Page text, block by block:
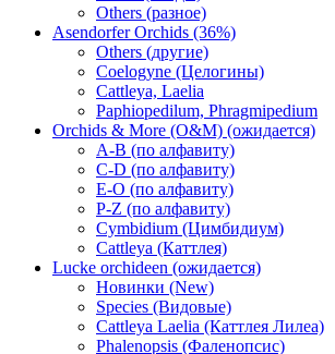
Others (разное)
Asendorfer Orchids (36%)
Others (другие)
Coelogyne (Целогины)
Cattleya, Laelia
Paphiopedilum, Phragmipedium
Orchids & More (O&M) (ожидается)
A-B (по алфавиту)
C-D (по алфавиту)
E-O (по алфавиту)
P-Z (по алфавиту)
Cymbidium (Цимбидиум)
Cattleya (Каттлея)
Lucke orchideen (ожидается)
Новинки (New)
Species (Видовые)
Cattleya Laelia (Каттлея Лилеа)
Phalenopsis (Фаленопсис)